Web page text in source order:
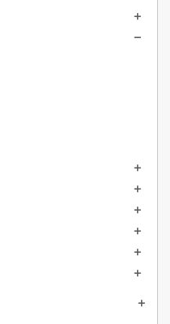








